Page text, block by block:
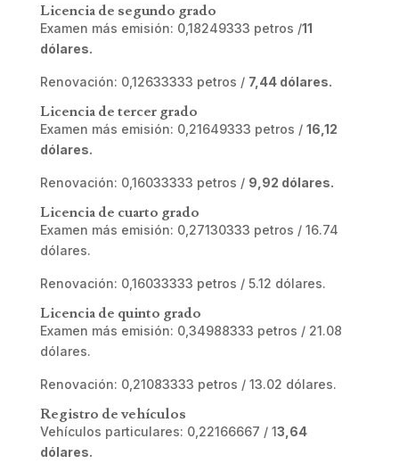
Licencia de segundo grado
Examen más emisión: 0,18249333 petros /11
dólares.
Renovación: 0,12633333 petros / 7,44 dólares.
Licencia de tercer grado
Examen más emisión: 0,21649333 petros / 16,12
dólares.
Renovación: 0,16033333 petros / 9,92 dólares.
Licencia de cuarto grado
Examen más emisión: 0,27130333 petros / 16.74
dólares.
Renovación: 0,16033333 petros / 5.12 dólares.
Licencia de quinto grado
Examen más emisión: 0,34988333 petros / 21.08
dólares.
Renovación: 0,21083333 petros / 13.02 dólares.
Registro de vehículos
Vehículos particulares: 0,22166667 / 13,64
dólares.